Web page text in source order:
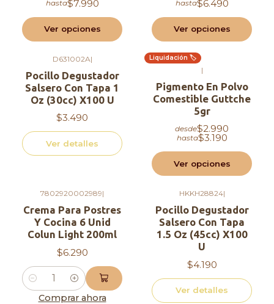
hasta$7.990
Ver opciones
hasta$6.490
Ver opciones
AgotadoD631002A|
Pocillo Degustador
Salsero Con Tapa 1
Oz (30cc) X100 U
$3.490
Ver detalles
Liquidación 🏷️
|
Pigmento En Polvo
Comestible Guttche
5gr
desde$2.990
hasta$3.190
Ver opciones
7802920002989|
Crema Para Postres
Y Cocina 6 Unid
Colun Light 200ml
$6.290
Cantidad
Comprar ahora
AgotadoHKKH28824|
Pocillo Degustador
Salsero Con Tapa
1.5 Oz (45cc) X100
U
$4.190
Ver detalles